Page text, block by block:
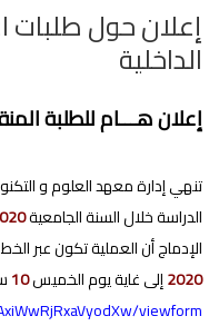
إعلان حول طلبات
الداخلية
إعلان هـــام للطلبة
تنهي إدارة معهد العلوم و
الدراسة خلال السنة الجامعية
الإدماج أن العملية تكون عبر
2020إلى غاية يوم الخميس10
viewform